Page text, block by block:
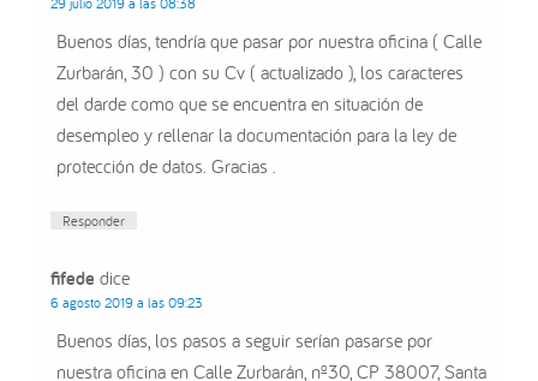
Buenos días, tendría que pasar por nuestra oficina ( Calle
Zurbarán, 30 ) con su Cv ( actualizado ), los caracteres
del darde como que se encuentra en situación de
desempleo y rellenar la documentación para la ley de
protección de datos. Gracias .
Responder
fifede dice
6 agosto 2019 a las 09:23
Buenos días, los pasos a seguir serían pasarse por
nuestra oficina en Calle Zurbarán, nº30, CP 38007, Santa